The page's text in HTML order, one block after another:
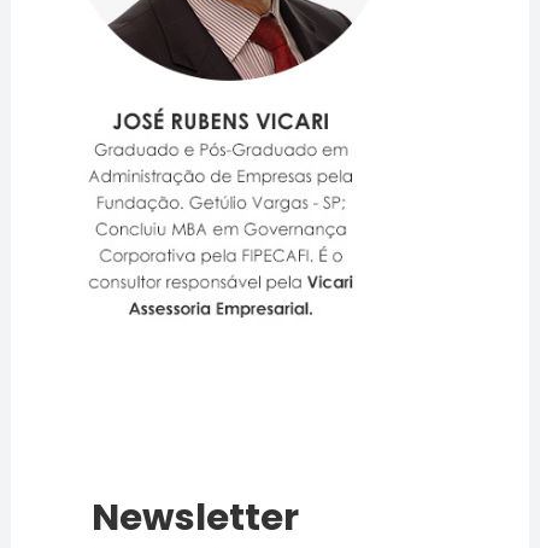
Newsletter